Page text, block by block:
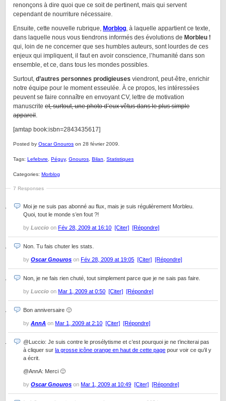
renonçons à dire quoi que ce soit de pertinent, mais qui servent
cependant de nourriture nécessaire.
Ensuite, cette nouvelle rubrique, Morblog, à laquelle appartient ce texte,
dans laquelle nous vous tiendrons informés des évolutions de Morbleu !
qui, loin de ne concerner que ses humbles auteurs, sont lourdes de ces
enjeux qui impliquent, il faut en avoir conscience, l’humanité dans son
ensemble, et ce, dans tous les mondes possibles.
Surtout, d’autres personnes prodigieuses viendront, peut-être, enrichir
notre équipe pour le moment esseulée. À ce propos, les intéressées
peuvent se faire connaître en envoyant CV, lettre de motivation
manuscrite et, surtout, une photo d’eux vêtus dans le plus simple
appareil.
[amtap book:isbn=2843435617]
Posted by Oscar Gnouros on 28 février 2009.
Tags: Lefebvre Péguy, Gnouros Bilan Statistiques
Categories: Morblog
7 Responses
Moi je ne suis pas abonné au flux, mais je suis régulièrement Morbleu.
Quoi, tout le monde s’en fout ?!
by Luccio on Fév 28, 2009 at 16:10 [Citer] [Répondre]
Non. Tu fais chuter les stats.
by Oscar Gnouros on Fév 28, 2009 at 19:05 [Citer] [Répondre]
Non, je ne fais rien chuté, tout simplement parce que je ne sais pas faire.
by Luccio on Mar 1, 2009 at 0:50 [Citer] [Répondre]
Bon anniversaire 🙂
by AnnA on Mar 1, 2009 at 2:10 [Citer] [Répondre]
@Luccio: Je suis contre le prosélytisme et c’est pourquoi je ne t’inciterai pas
à cliquer sur la grosse icône orange en haut de cette page pour voir ce qu’il y
a écrit.
@AnnA: Merci 🙂
by Oscar Gnouros on Mar 1, 2009 at 10:49 [Citer] [Répondre]